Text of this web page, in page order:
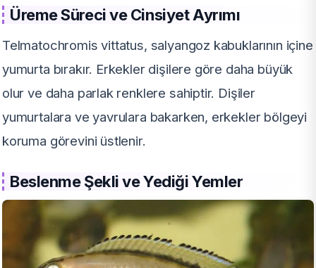
Üreme Süreci ve Cinsiyet Ayrımı
Telmatochromis vittatus, salyangoz kabuklarının içine
yumurta bırakır. Erkekler dişilere göre daha büyük
olur ve daha parlak renklere sahiptir. Dişiler
yumurtalara ve yavrulara bakarken, erkekler bölgeyi
koruma görevini üstlenir.
Beslenme Şekli ve Yediği Yemler